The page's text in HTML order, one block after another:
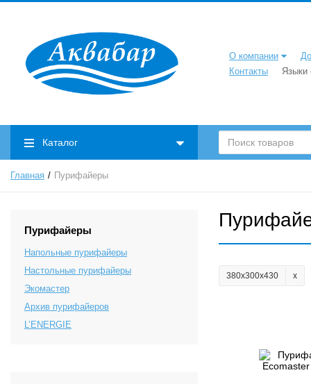
О компании
Контакты
Языки
Каталог
Главная Пурифайеры
Пурифайеры
Напольные пурифайеры
Настольные пурифайеры
Экомастер
Архив пурифайеров
L’ENERGIE
380х300х430